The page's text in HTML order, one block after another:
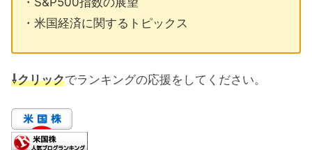
・米国経済に関するトピックス
⇩クリックでランキングの応援をしてください。